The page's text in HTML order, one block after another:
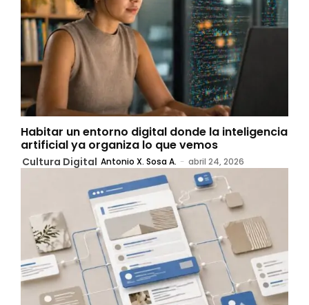
Habitar un entorno digital donde la inteligencia
artificial ya organiza lo que vemos
Cultura Digital Antonio X. Sosa A. - abril 24, 2026